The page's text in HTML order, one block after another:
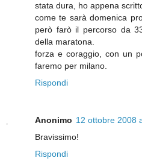
stata dura, ho appena
come te sarà domenica
però farò il percorso da
della maratona.
forza e coraggio, con un
faremo per milano.
Rispondi
Anonimo 12 ottobre 2008
Bravissimo!
Rispondi